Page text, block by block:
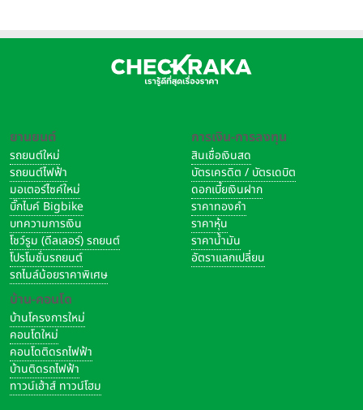
ยานยนต์
รถยนต์ใหม่
รถยนต์ไฟฟ้า
มอเตอร์ไซค์ใหม่
บิ๊กไบค์ Bigbike
บทความการเงิน
โชว์รูม (ดีลเลอร์) รถยนต์
โปรโมชั่นรถยนต์
รถไมล์น้อยราคาพิเศษ
บ้าน-คอนโด
บ้านโครงการใหม่
คอนโดใหม่
คอนโดติดรถไฟฟ้า
บ้านติดรถไฟฟ้า
ทาวน์เฮ้าส์ ทาวน์โฮม
การเงิน-การลงทุน
สินเชื่อเงินสด
บัตรเครดิต / บัตรเดบิต
ดอกเบี้ยเงินฝาก
ราคาทองคำ
ราคาหุ้น
ราคาน้ำมัน
อัตราแลกเปลี่ยน